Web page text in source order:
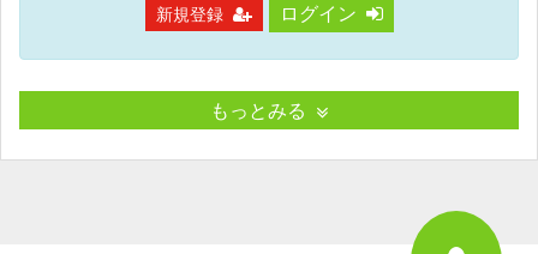
新規登録 ログイン
もっとみる